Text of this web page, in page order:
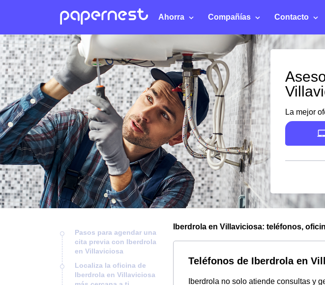
Ahorra Compañías Contacto
La mejor
Pasos para agendar una
cita previa con Iberdrola
en Villaviciosa
Localiza la oficina de
Iberdrola en Villaviciosa
Iberdrola en Villaviciosa: teléfonos,
Teléfonos de Iberdrola en
Iberdrola no solo atiende consultas y